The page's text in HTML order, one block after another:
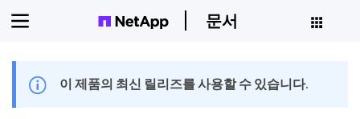
문서
이 제품의 최신 릴리즈를 사용할 수 있습니다.